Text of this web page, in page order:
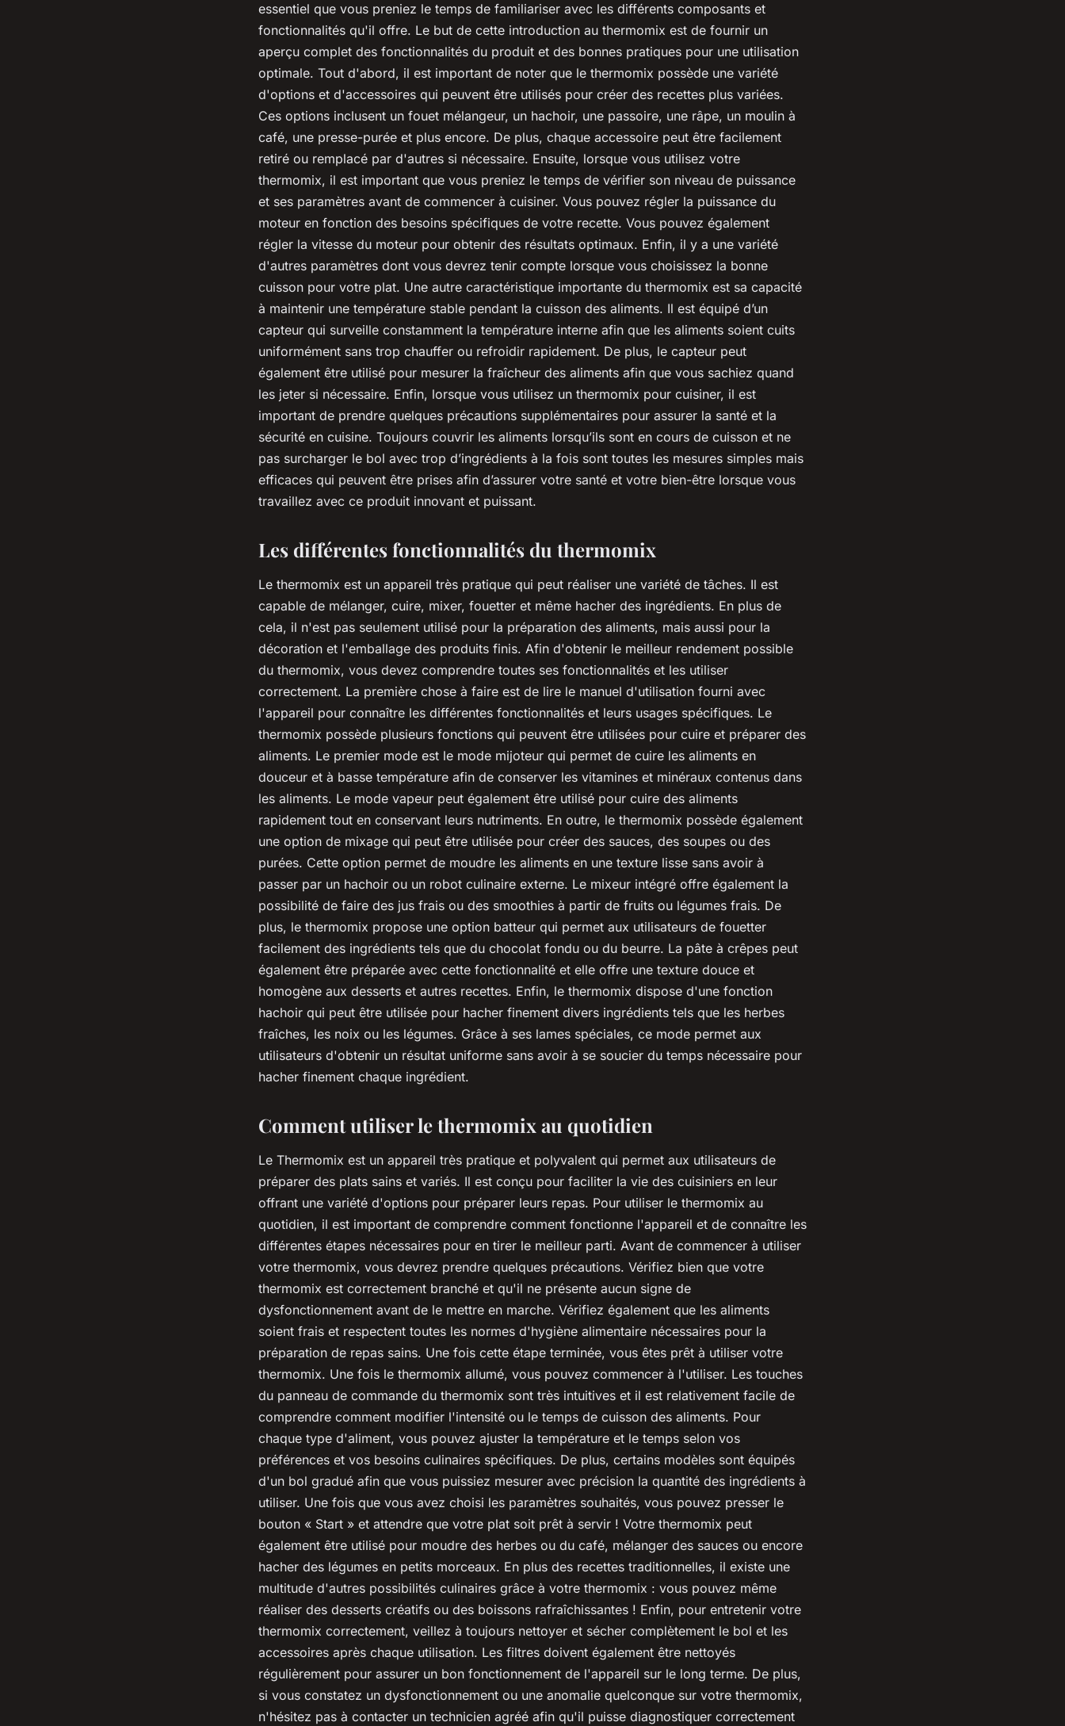
essentiel que vous preniez le temps de familiariser avec les différents composants et
fonctionnalités qu'il offre. Le but de cette introduction au thermomix est de fournir un
aperçu complet des fonctionnalités du produit et des bonnes pratiques pour une utilisation
optimale. Tout d'abord, il est important de noter que le thermomix possède une variété
d'options et d'accessoires qui peuvent être utilisés pour créer des recettes plus variées.
Ces options inclusent un fouet mélangeur, un hachoir, une passoire, une râpe, un moulin à
café, une presse-purée et plus encore. De plus, chaque accessoire peut être facilement
retiré ou remplacé par d'autres si nécessaire. Ensuite, lorsque vous utilisez votre
thermomix, il est important que vous preniez le temps de vérifier son niveau de puissance
et ses paramètres avant de commencer à cuisiner. Vous pouvez régler la puissance du
moteur en fonction des besoins spécifiques de votre recette. Vous pouvez également
régler la vitesse du moteur pour obtenir des résultats optimaux. Enfin, il y a une variété
d'autres paramètres dont vous devrez tenir compte lorsque vous choisissez la bonne
cuisson pour votre plat. Une autre caractéristique importante du thermomix est sa capacité
à maintenir une température stable pendant la cuisson des aliments. Il est équipé d’un
capteur qui surveille constamment la température interne afin que les aliments soient cuits
uniformément sans trop chauffer ou refroidir rapidement. De plus, le capteur peut
également être utilisé pour mesurer la fraîcheur des aliments afin que vous sachiez quand
les jeter si nécessaire. Enfin, lorsque vous utilisez un thermomix pour cuisiner, il est
important de prendre quelques précautions supplémentaires pour assurer la santé et la
sécurité en cuisine. Toujours couvrir les aliments lorsqu’ils sont en cours de cuisson et ne
pas surcharger le bol avec trop d’ingrédients à la fois sont toutes les mesures simples mais
efficaces qui peuvent être prises afin d’assurer votre santé et votre bien-être lorsque vous
travaillez avec ce produit innovant et puissant.
Les différentes fonctionnalités du thermomix
Le thermomix est un appareil très pratique qui peut réaliser une variété de tâches. Il est
capable de mélanger, cuire, mixer, fouetter et même hacher des ingrédients. En plus de
cela, il n'est pas seulement utilisé pour la préparation des aliments, mais aussi pour la
décoration et l'emballage des produits finis. Afin d'obtenir le meilleur rendement possible
du thermomix, vous devez comprendre toutes ses fonctionnalités et les utiliser
correctement. La première chose à faire est de lire le manuel d'utilisation fourni avec
l'appareil pour connaître les différentes fonctionnalités et leurs usages spécifiques. Le
thermomix possède plusieurs fonctions qui peuvent être utilisées pour cuire et préparer des
aliments. Le premier mode est le mode mijoteur qui permet de cuire les aliments en
douceur et à basse température afin de conserver les vitamines et minéraux contenus dans
les aliments. Le mode vapeur peut également être utilisé pour cuire des aliments
rapidement tout en conservant leurs nutriments. En outre, le thermomix possède également
une option de mixage qui peut être utilisée pour créer des sauces, des soupes ou des
purées. Cette option permet de moudre les aliments en une texture lisse sans avoir à
passer par un hachoir ou un robot culinaire externe. Le mixeur intégré offre également la
possibilité de faire des jus frais ou des smoothies à partir de fruits ou légumes frais. De
plus, le thermomix propose une option batteur qui permet aux utilisateurs de fouetter
facilement des ingrédients tels que du chocolat fondu ou du beurre. La pâte à crêpes peut
également être préparée avec cette fonctionnalité et elle offre une texture douce et
homogène aux desserts et autres recettes. Enfin, le thermomix dispose d'une fonction
hachoir qui peut être utilisée pour hacher finement divers ingrédients tels que les herbes
fraîches, les noix ou les légumes. Grâce à ses lames spéciales, ce mode permet aux
utilisateurs d'obtenir un résultat uniforme sans avoir à se soucier du temps nécessaire pour
hacher finement chaque ingrédient.
Comment utiliser le thermomix au quotidien
Le Thermomix est un appareil très pratique et polyvalent qui permet aux utilisateurs de
préparer des plats sains et variés. Il est conçu pour faciliter la vie des cuisiniers en leur
offrant une variété d'options pour préparer leurs repas. Pour utiliser le thermomix au
quotidien, il est important de comprendre comment fonctionne l'appareil et de connaître les
différentes étapes nécessaires pour en tirer le meilleur parti. Avant de commencer à utiliser
votre thermomix, vous devrez prendre quelques précautions. Vérifiez bien que votre
thermomix est correctement branché et qu'il ne présente aucun signe de
dysfonctionnement avant de le mettre en marche. Vérifiez également que les aliments
soient frais et respectent toutes les normes d'hygiène alimentaire nécessaires pour la
préparation de repas sains. Une fois cette étape terminée, vous êtes prêt à utiliser votre
thermomix. Une fois le thermomix allumé, vous pouvez commencer à l'utiliser. Les touches
du panneau de commande du thermomix sont très intuitives et il est relativement facile de
comprendre comment modifier l'intensité ou le temps de cuisson des aliments. Pour
chaque type d'aliment, vous pouvez ajuster la température et le temps selon vos
préférences et vos besoins culinaires spécifiques. De plus, certains modèles sont équipés
d'un bol gradué afin que vous puissiez mesurer avec précision la quantité des ingrédients à
utiliser. Une fois que vous avez choisi les paramètres souhaités, vous pouvez presser le
bouton « Start » et attendre que votre plat soit prêt à servir ! Votre thermomix peut
également être utilisé pour moudre des herbes ou du café, mélanger des sauces ou encore
hacher des légumes en petits morceaux. En plus des recettes traditionnelles, il existe une
multitude d'autres possibilités culinaires grâce à votre thermomix : vous pouvez même
réaliser des desserts créatifs ou des boissons rafraîchissantes ! Enfin, pour entretenir votre
thermomix correctement, veillez à toujours nettoyer et sécher complètement le bol et les
accessoires après chaque utilisation. Les filtres doivent également être nettoyés
régulièrement pour assurer un bon fonctionnement de l'appareil sur le long terme. De plus,
si vous constatez un dysfonctionnement ou une anomalie quelconque sur votre thermomix,
n'hésitez pas à contacter un technicien agréé afin qu'il puisse diagnostiquer correctement